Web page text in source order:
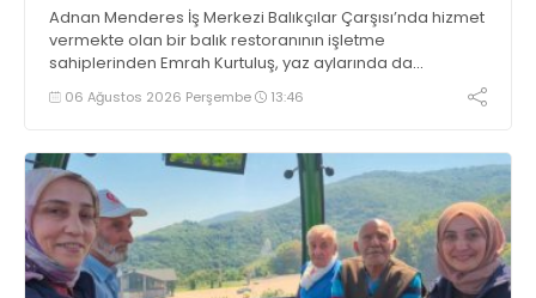
Adnan Menderes İş Merkezi Balıkçılar Çarşısı’nda hizmet
vermekte olan bir balık restoranının işletme
sahiplerinden Emrah Kurtuluş, yaz aylarında da
tezgahlarda taze balık bulunduğunu ifade ederek “Yıl
boyunca tezgahlarda taze balık bulmak mümkün
06 Ağustos 2026 Perşembe 13:46